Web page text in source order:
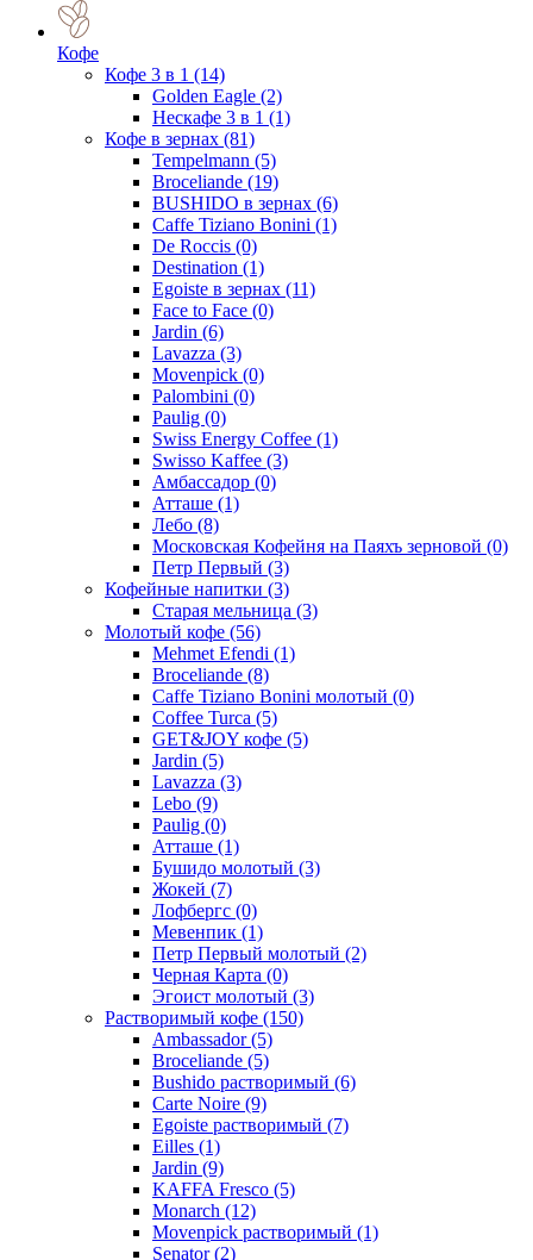
Кофе
Кофе 3 в 1 (14)
Golden Eagle (2)
Нескафе 3 в 1 (1)
Кофе в зернах (81)
Tempelmann (5)
Broceliande (19)
BUSHIDO в зернах (6)
Caffe Tiziano Bonini (1)
De Roccis (0)
Destination (1)
Egoiste в зернах (11)
Face to Face (0)
Jardin (6)
Lavazza (3)
Movenpick (0)
Palombini (0)
Paulig (0)
Swiss Energy Coffee (1)
Swisso Kaffee (3)
Амбассадор (0)
Атташе (1)
Лебо (8)
Московская Кофейня на Паяхъ зерновой (0)
Петр Первый (3)
Кофейные напитки (3)
Старая мельница (3)
Молотый кофе (56)
Mehmet Efendi (1)
Broceliande (8)
Caffe Tiziano Bonini молотый (0)
Coffee Turca (5)
GET&JOY кофе (5)
Jardin (5)
Lavazza (3)
Lebo (9)
Paulig (0)
Атташе (1)
Бушидо молотый (3)
Жокей (7)
Лофбергс (0)
Мевенпик (1)
Петр Первый молотый (2)
Черная Карта (0)
Эгоист молотый (3)
Растворимый кофе (150)
Ambassador(5)
Broceliande (5)
Bushido растворимый (6)
Carte Noire (9)
Egoiste растворимый (7)
Eilles (1)
Jardin (9)
KAFFA Fresco (5)
Monarch (12)
Movenpick растворимый (1)
Senator(2)